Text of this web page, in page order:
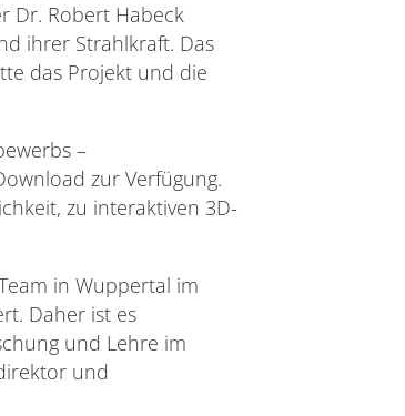
Dr. Robert Habeck
ihrer Strahlkraft. Das
das Projekt und die
–
zur Verfügung.
zu interaktiven 3D-
in Wuppertal im
Daher ist es
und Lehre im
und